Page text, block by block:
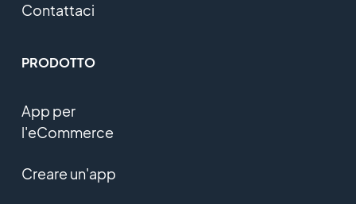
Contattaci
PRODOTTO
App per
l'eCommerce
Creare un'app